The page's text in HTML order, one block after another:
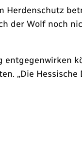
Herdenschutz
der Wolf noch
„Die Hessische